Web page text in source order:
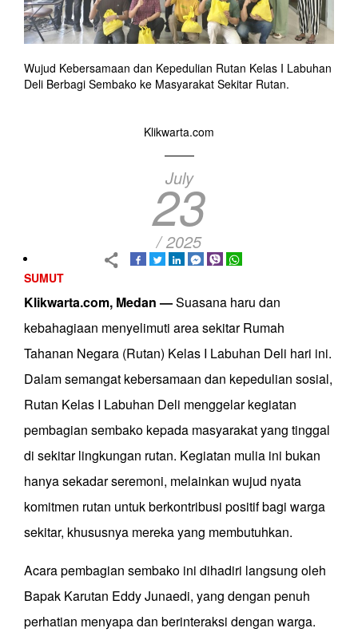
Wujud Kebersamaan dan Kepedulian Rutan Kelas I Labuhan
Deli Berbagi Sembako ke Masyarakat Sekitar Rutan.
Klikwarta.com
July
23
/ 2025
SUMUT
Klikwarta.com, Medan —Suasana haru dan
kebahagiaan menyelimuti area sekitar Rumah
Tahanan Negara (Rutan) Kelas I Labuhan Deli hari ini.
Dalam semangat kebersamaan dan kepedulian sosial,
Rutan Kelas I Labuhan Deli menggelar kegiatan
pembagian sembako kepada masyarakat yang tinggal
di sekitar lingkungan rutan. Kegiatan mulia ini bukan
hanya sekadar seremoni, melainkan wujud nyata
komitmen rutan untuk berkontribusi positif bagi warga
sekitar, khususnya mereka yang membutuhkan.
Acara pembagian sembako ini dihadiri langsung oleh
Bapak Karutan Eddy Junaedi, yang dengan penuh
perhatian menyapa dan berinteraksi dengan warga.